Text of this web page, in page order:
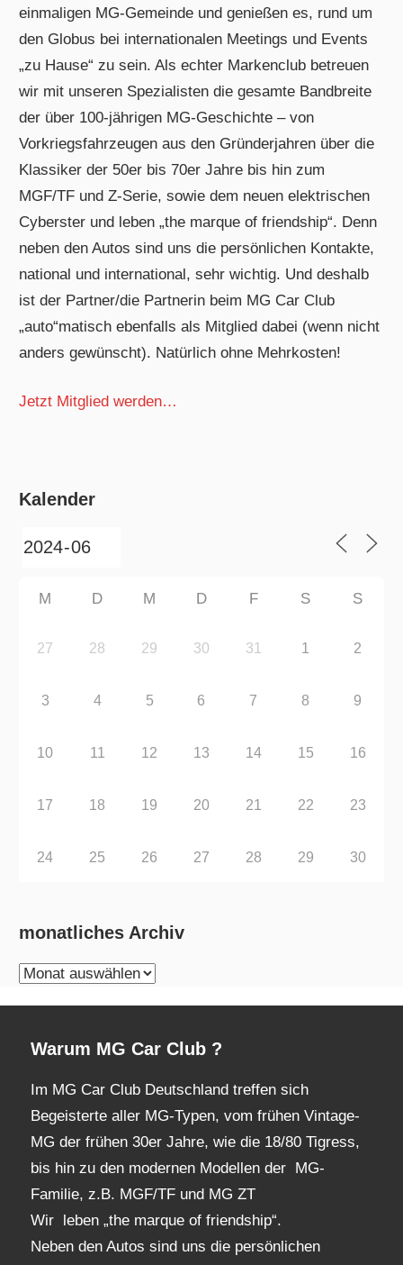
einmaligen MG-Gemeinde und genießen es, rund um
den Globus bei internationalen Meetings und Events
„zu Hause“ zu sein. Als echter Markenclub betreuen
wir mit unseren Spezialisten die gesamte Bandbreite
der über 100-jährigen MG-Geschichte – von
Vorkriegsfahrzeugen aus den Gründerjahren über die
Klassiker der 50er bis 70er Jahre bis hin zum
MGF/TF und Z-Serie, sowie dem neuen elektrischen
Cyberster und leben „the marque of friendship“. Denn
neben den Autos sind uns die persönlichen Kontakte,
national und international, sehr wichtig. Und deshalb
ist der Partner/die Partnerin beim MG Car Club
„auto“matisch ebenfalls als Mitglied dabei (wenn nicht
anders gewünscht). Natürlich ohne Mehrkosten!
Jetzt Mitglied werden…
Kalender
M D M D F S S
27 28 29 30 31 1 2
3 4 5 6 7 8 9
10 11 12 13 14 15 16
17 18 19 20 21 22 23
24 25 26 27 28 29 30
monatliches Archiv
monatliches
Warum MG Car Club ?
Im MG Car Club Deutschland treffen sich
Begeisterte aller MG-Typen, vom frühen Vintage-
MG der frühen 30er Jahre, wie die 18/80 Tigress,
bis hin zu den modernen Modellen der MG-
Familie, z.B. MGF/TF und MG ZT
Wir leben „the marque of friendship“.
Neben den Autos sind uns die persönlichen